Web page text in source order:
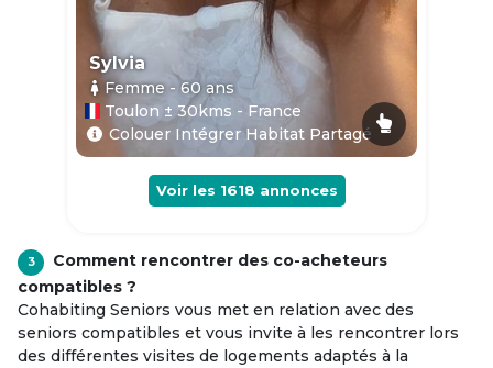
Sylvia
Femme - 60ans
Toulon ± 30kms - France
Colouer Intégrer Habitat Partagé
Voir les 1618 annonces
3
Comment rencontrer des co-acheteurs
compatibles ?
Cohabiting Seniors vous met en relation avec des
seniors compatibles et vous invite à les rencontrer lors
des différentes visites de logements adaptés à la